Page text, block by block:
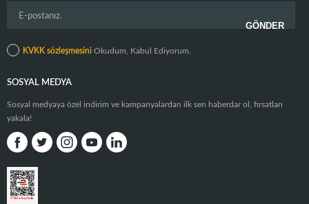
KVKK sözleşmesini Okudum, Kabul Ediyorum.
SOSYAL MEDYA
Sosyal medyaya özel indirim ve kampanyalardan ilk sen haberdar ol, fırsatları
yakala!